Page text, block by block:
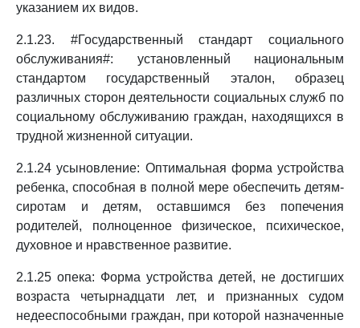
указанием их видов.
2.1.23. #Государственный стандарт социального
обслуживания#: установленный национальным
стандартом государственный эталон, образец
различных сторон деятельности социальных служб по
социальному обслуживанию граждан, находящихся в
трудной жизненной ситуации.
2.1.24 усыновление: Оптимальная форма устройства
ребенка, способная в полной мере обеспечить детям-
сиротам и детям, оставшимся без попечения
родителей, полноценное физическое, психическое,
духовное и нравственное развитие.
2.1.25 опека: Форма устройства детей, не достигших
возраста четырнадцати лет, и признанных судом
недееспособными граждан, при которой назначенные